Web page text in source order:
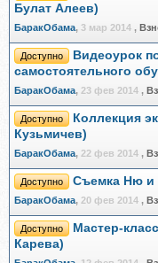
Булат Алеев)
БаракОбама, 3 мар 2014 ,
Доступно
Видеоурок
самостоятельного
БаракОбама, 23 фев 2014 ,
Доступно
Коллекция
Кузьмичев)
БаракОбама, 22 фев 2014 ,
Доступно Съемка Ню и
БаракОбама, 20 фев 2014 ,
Доступно
Мастер-
Карева)